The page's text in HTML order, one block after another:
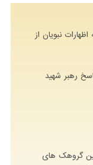
نبویان از
رهبر شهید
گروهک های